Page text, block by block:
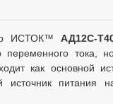
ИСТОК™ АД12С-
переменного тока,
как основной
источник питания